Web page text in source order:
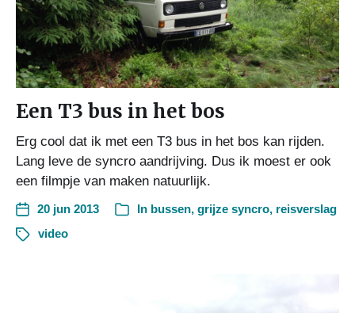
Een T3 bus in het bos
Erg cool dat ik met een T3 bus in het bos kan rijden.
Lang leve de syncro aandrijving. Dus ik moest er ook
een filmpje van maken natuurlijk.
20 jun 2013 In bussen, grijze syncro, reisverslag
video